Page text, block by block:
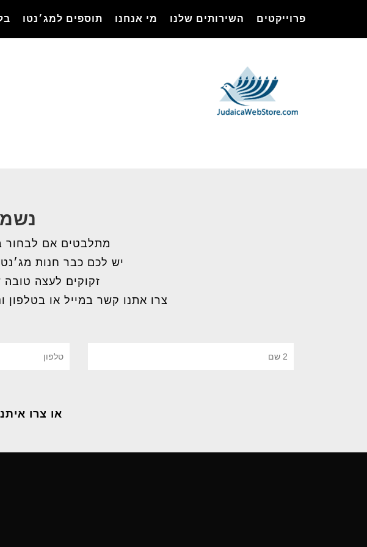
main
פרוייקטים השירותים שלנו מי אנחנו תוספים למג׳נטו
מתלבטים אם לבחור
יש לכם כבר חנות
זקוקים לעצה
צרו אתנו קשר במייל או
או צרו איתנו